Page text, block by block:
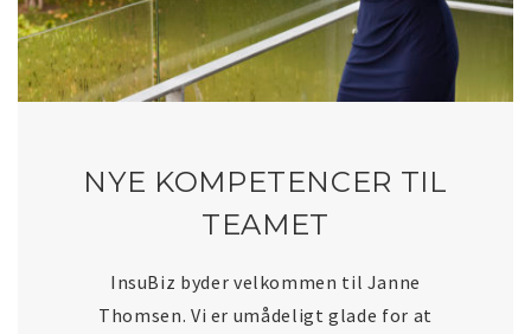
NYE KOMPETENCER TIL
TEAMET
InsuBiz byder velkommen til Janne
Thomsen. Vi er umådeligt glade for at